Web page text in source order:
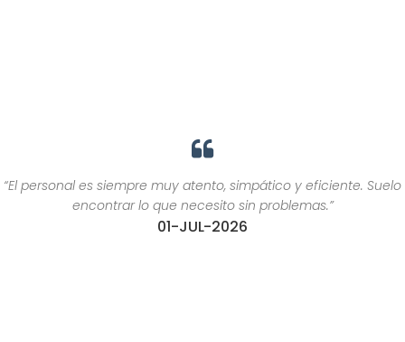
“El personal es siempre muy atento, simpático y eficiente. Suelo
encontrar lo que necesito sin problemas.”
01-JUL-2026